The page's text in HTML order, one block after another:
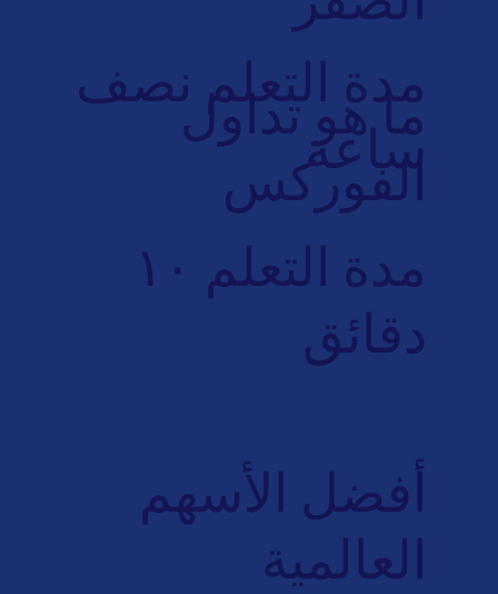
مدة التعلم نصف
ساعة
أفضل الأسهم
العالمية
ما هو تداول
الفوركس
مدة التعلم ١٠
دقائق